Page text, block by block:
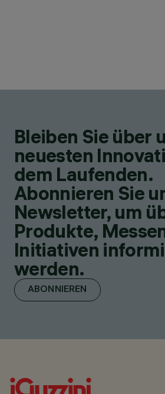
Bleiben Sie über
neuesten
dem Laufenden.
Abonnieren Sie
Newsletter, um
Produkte,
Initiativen
werden.
ABONNIEREN